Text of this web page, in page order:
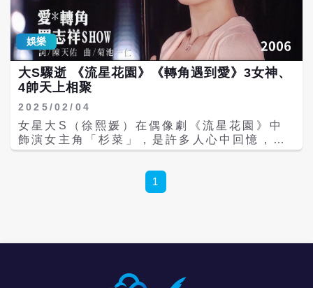
娛樂
大S驟逝 《流星花園》《轉角遇到愛》3女神、
4帥天上相聚
2025/02/04
女星大S（徐熙媛）在偶像劇《流星花園》中
飾演女主角「杉菜」，是許多人心中回憶，當
年此劇紅遍亞洲，如今BBC也專文報導大S殞
也有網友統計大S兩大名劇《流星花園》《轉
角遇到愛》包括安鈞璨、許瑋倫與小鬼黃鴻升
猜猜》及《娛樂百分百》。 大S隨後轉戰戲劇
1